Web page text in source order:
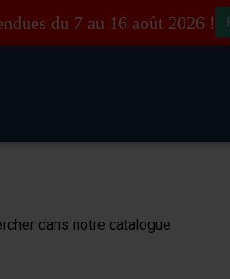
du 7 au 16 août 2026 !
au panier
du panier